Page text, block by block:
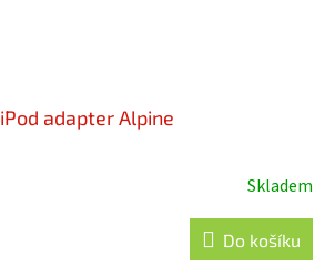
iPod adapter Alpine
Skladem
Do košíku